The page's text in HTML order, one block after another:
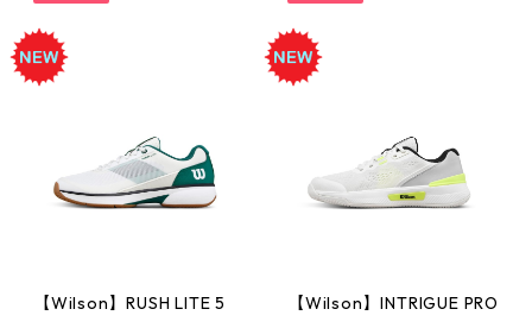
【Wilson】RUSH LITE 5
【Wilson】INTRIGUE PRO